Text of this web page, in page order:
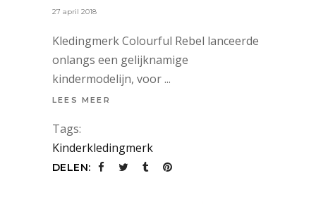
27 april 2018
Kledingmerk Colourful Rebel lanceerde
onlangs een gelijknamige
kindermodelijn, voor
LEES MEER
Tags:
Kinderkledingmerk
DELEN: